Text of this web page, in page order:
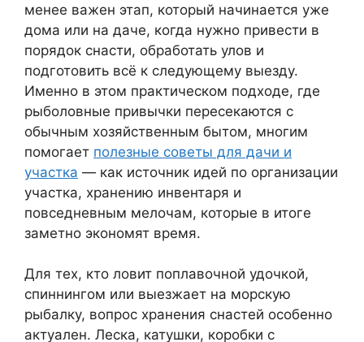
менее важен этап, который начинается уже
дома или на даче, когда нужно привести в
порядок снасти, обработать улов и
подготовить всё к следующему выезду.
Именно в этом практическом подходе, где
рыболовные привычки пересекаются с
обычным хозяйственным бытом, многим
помогает полезные советы для дачи и
участка — как источник идей по организации
участка, хранению инвентаря и
повседневным мелочам, которые в итоге
заметно экономят время.
Для тех, кто ловит поплавочной удочкой,
спиннингом или выезжает на морскую
рыбалку, вопрос хранения снастей особенно
актуален. Леска, катушки, коробки с